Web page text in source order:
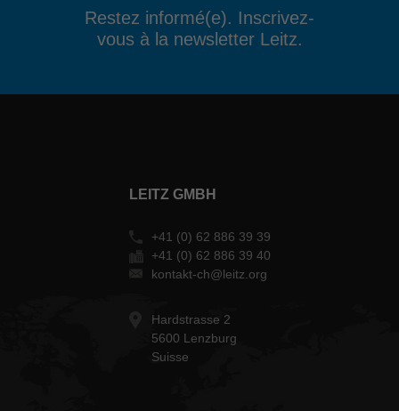
Restez informé(e). Inscrivez-
vous à la newsletter Leitz.
LEITZ GMBH
+41 (0) 62 886 39 39
+41 (0) 62 886 39 40
kontakt-ch@leitz.org
Hardstrasse 2
5600 Lenzburg
Suisse